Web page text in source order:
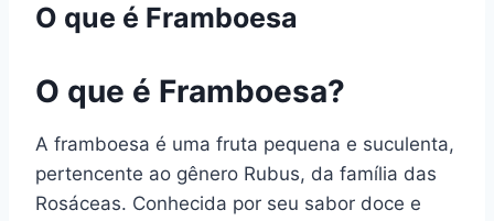
O que é Framboesa
O que é Framboesa?
A framboesa é uma fruta pequena e suculenta,
pertencente ao gênero Rubus, da família das
Rosáceas. Conhecida por seu sabor doce e